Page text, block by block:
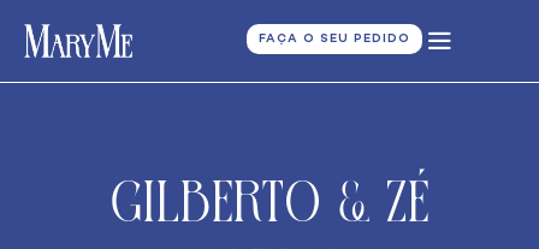
FAÇA O SEU PEDIDO
Gilberto & Zé